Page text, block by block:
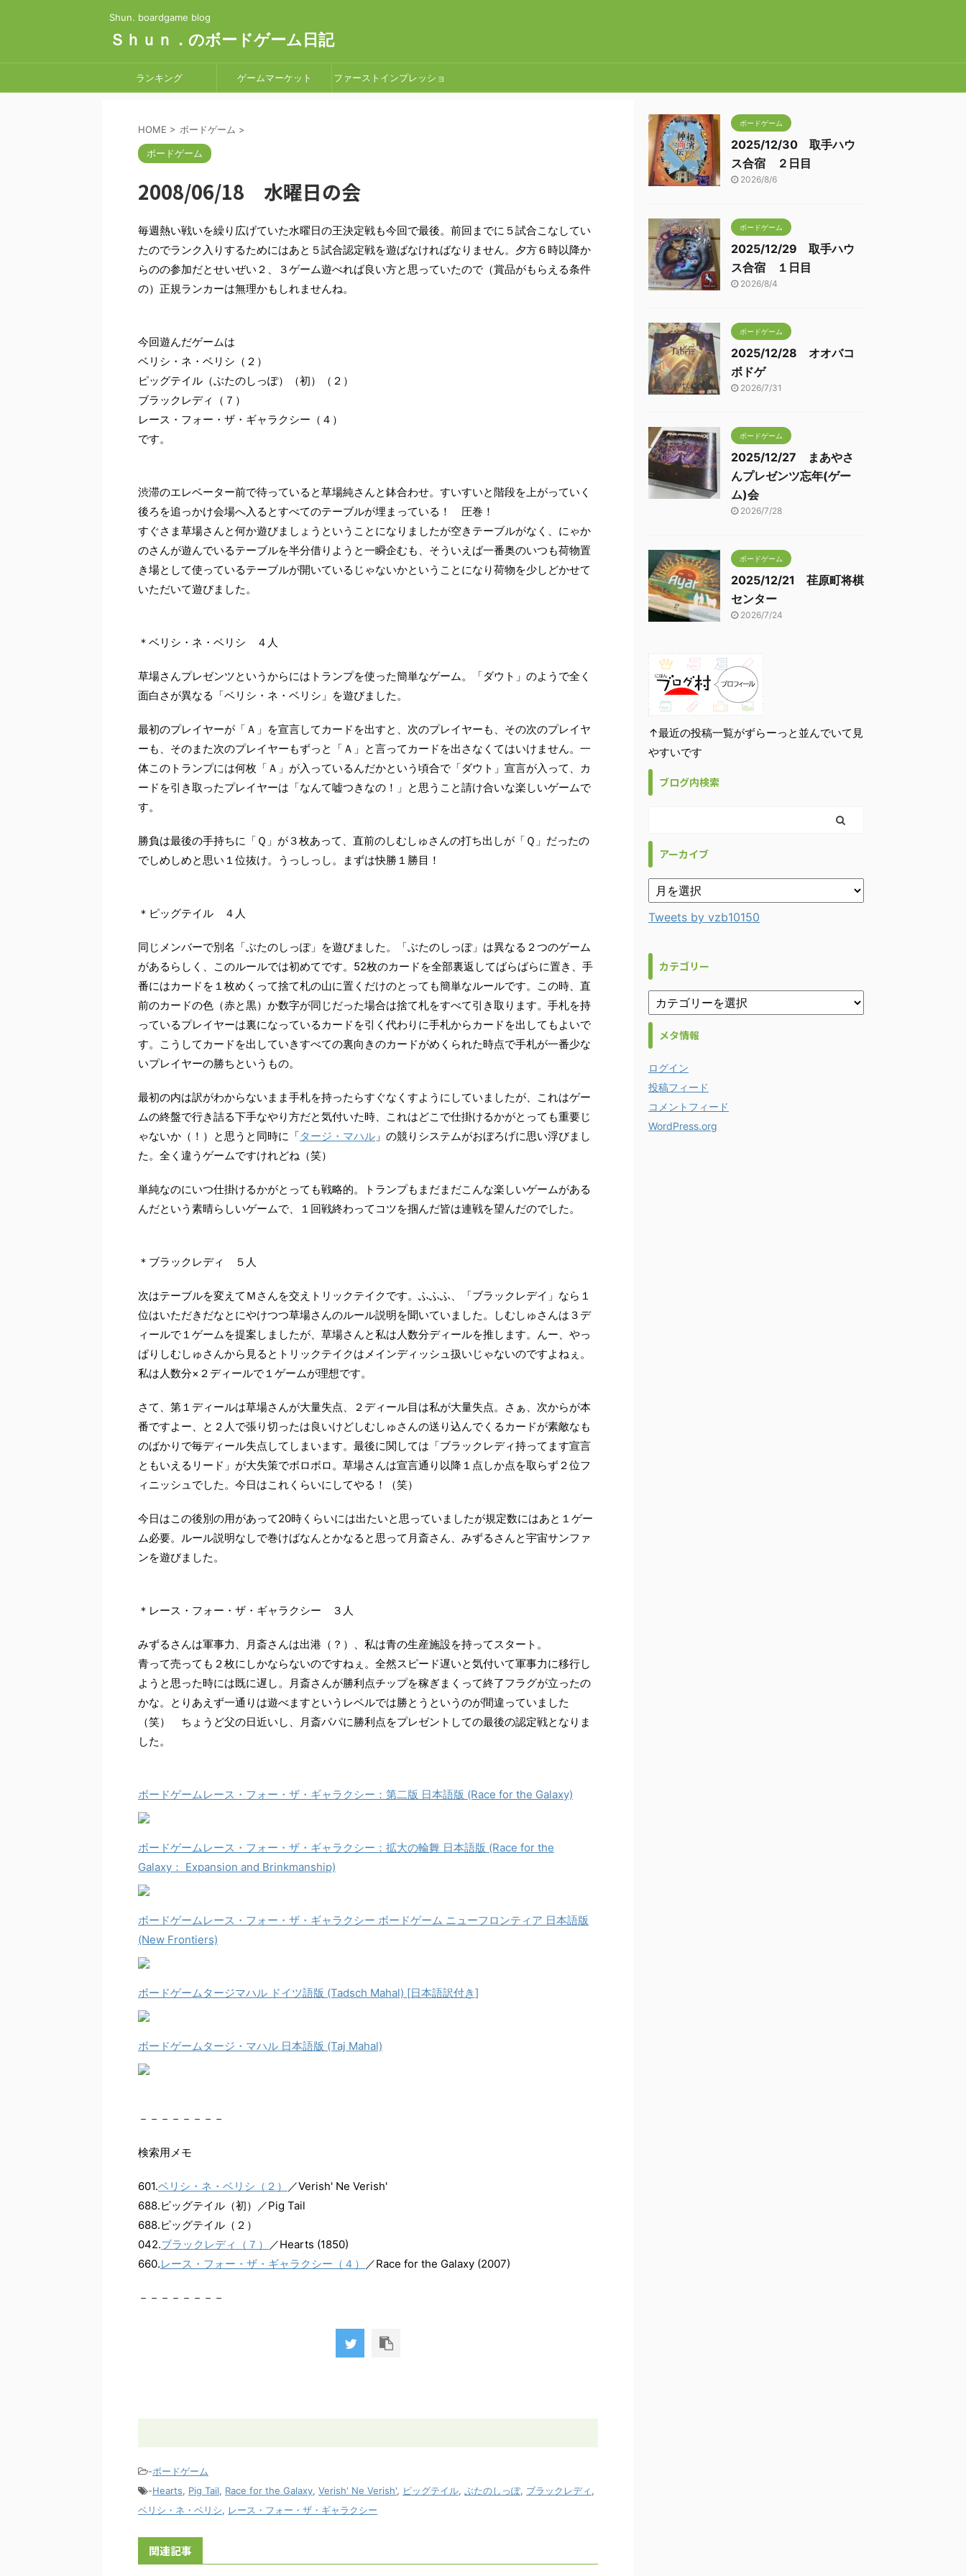
Shun. boardgame blog
Ｓｈｕｎ．のボードゲーム日記
ランキング ゲームマーケット ファーストインプレッショ
HOME > ボードゲーム >
ボードゲーム
2008/06/18 水曜日の会
毎週熱い戦いを繰り広げていた水曜日の王決定戦も今回で最後。前回までに５試合こなしてい
たのでランク入りするためにはあと５試合認定戦を遊ばなければなりません。夕方６時以降か
らのの参加だとせいぜい２、３ゲーム遊べれば良い方と思っていたので（賞品がもらえる条件
の）正規ランカーは無理かもしれませんね。
今回遊んだゲームは
ベリシ・ネ・ベリシ（２）
ピッグテイル（ぶたのしっぽ）（初）（２）
ブラックレディ（７）
レース・フォー・ザ・ギャラクシー（４）
です。
渋滞のエレベーター前で待っていると草場純さんと鉢合わせ。すいすいと階段を上がっていく
後ろを追っかけ会場へ入るとすべてのテーブルが埋まっている！ 圧巻！
すぐさま草場さんと何か遊びましょうということになりましたが空きテーブルがなく、にゃか
のさんが遊んでいるテーブルを半分借りようと一瞬企むも、そういえば一番奥のいつも荷物置
き場として使っているテーブルが開いているじゃないかということになり荷物を少しどかせて
いただいて遊びました。
＊ベリシ・ネ・ベリシ ４人
草場さんプレゼンツというからにはトランプを使った簡単なゲーム。「ダウト」のようで全く
面白さが異なる「ベリシ・ネ・ベリシ」を遊びました。
最初のプレイヤーが「Ａ」を宣言してカードを出すと、次のプレイヤーも、その次のプレイヤ
ーも、そのまた次のプレイヤーもずっと「Ａ」と言ってカードを出さなくてはいけません。一
体このトランプには何枚「Ａ」が入っているんだかという頃合で「ダウト」宣言が入って、カ
ードを引き取ったプレイヤーは「なんて嘘つきなの！」と思うこと請け合いな楽しいゲームで
す。
勝負は最後の手持ちに「Ｑ」が３枚あって、直前のしむしゅさんの打ち出しが「Ｑ」だったの
でしめしめと思い１位抜け。うっしっし。まずは快勝１勝目！
＊ピッグテイル ４人
同じメンバーで別名「ぶたのしっぽ」を遊びました。「ぶたのしっぽ」は異なる２つのゲーム
があるらしく、このルールでは初めてです。52枚のカードを全部裏返してばらばらに置き、手
番にはカードを１枚めくって捨て札の山に置くだけのとっても簡単なルールです。この時、直
前のカードの色（赤と黒）か数字が同じだった場合は捨て札をすべて引き取ります。手札を持
っているプレイヤーは裏になっているカードを引く代わりに手札からカードを出してもよいで
す。こうしてカードを出していきすべての裏向きのカードがめくられた時点で手札が一番少な
いプレイヤーの勝ちというもの。
最初の内は訳がわからないまま手札を持ったらすぐなくすようにしていましたが、これはゲー
ムの終盤で行き詰る下手なやり方だと気付いた時、これはどこで仕掛けるかがとっても重要じ
ゃないか（！）と思うと同時に「タージ・マハル 」の競りシステムがおぼろげに思い浮びまし
た。全く違うゲームですけれどね（笑）
単純なのにいつ仕掛けるかがとっても戦略的。トランプもまだまだこんな楽しいゲームがある
んだという素晴らしいゲームで、１回戦終わってコツを掴んだ皆は連戦を望んだのでした。
＊ブラックレディ ５人
次はテーブルを変えてＭさんを交えトリックテイクです。ふふふ、「ブラックレデイ」なら１
位はいただきだなとにやけつつ草場さんのルール説明を聞いていました。しむしゅさんは３デ
ィールで１ゲームを提案しましたが、草場さんと私は人数分ディールを推します。んー、やっ
ぱりしむしゅさんから見るとトリックテイクはメインディッシュ扱いじゃないのですよねぇ。
私は人数分×２ディールで１ゲームが理想です。
さて、第１ディールは草場さんが大量失点、２ディール目は私が大量失点。さぁ、次からが本
番ですよー、と２人で張り切ったは良いけどしむしゅさんの送り込んでくるカードが素敵なも
のばかりで毎ディール失点してしまいます。最後に関しては「ブラックレディ持ってます宣言
ともいえるリード」が大失策でボロボロ。草場さんは宣言通り以降１点しか点を取らず２位フ
ィニッシュでした。今日はこれくらいにしてやる！（笑）
今日はこの後別の用があって20時くらいには出たいと思っていましたが規定数にはあと１ゲー
ム必要。ルール説明なしで巻けばなんとかなると思って月斎さん、みずるさんと宇宙サンファ
ンを遊びました。
＊レース・フォー・ザ・ギャラクシー ３人
みずるさんは軍事力、月斎さんは出港（？）、私は青の生産施設を持ってスタート。
青って売っても２枚にしかならないのですねぇ。全然スピード遅いと気付いて軍事力に移行し
ようと思った時には既に遅し。月斎さんが勝利点チップを稼ぎまくって終了フラグが立ったの
かな。とりあえず一通りは遊べますというレベルでは勝とうというのが間違っていました
（笑） ちょうど父の日近いし、月斎パパに勝利点をプレゼントしての最後の認定戦となりま
した。
ボードゲームレース・フォー・ザ・ギャラクシー：第二版 日本語版 (Race for the Galaxy)
ボードゲームレース・フォー・ザ・ギャラクシー：拡大の輪舞 日本語版 (Race for the
Galaxy： Expansion and Brinkmanship)
ボードゲームレース・フォー・ザ・ギャラクシー ボードゲーム ニューフロンティア 日本語版
(New Frontiers)
ボードゲームタージマハル ドイツ語版 (Tadsch Mahal) [日本語訳付き]
ボードゲームタージ・マハル 日本語版 (Taj Mahal)
－－－－－－－－
検索用メモ
601.ベリシ・ネ・ベリシ（２） ／Verish' Ne Verish'
688.ピッグテイル（初）／Pig Tail
688.ピッグテイル（２）
042.ブラックレディ（７） ／Hearts (1850)
660.レース・フォー・ザ・ギャラクシー（４） ／Race for the Galaxy (2007)
－－－－－－－－
-ボードゲーム
-Hearts, Pig Tail, Race for the Galaxy, Verish' Ne Verish', ピッグテイル, ぶたのしっぽ, ブラックレディ,
ベリシ・ネ・ベリシ, レース・フォー・ザ・ギャラクシー
関連記事
ボードゲーム
2025/12/30 取手ハウ
ス合宿 ２日目
2026/8/6
ボードゲーム
2025/12/29 取手ハウ
ス合宿 １日目
2026/8/4
ボードゲーム
2025/12/28 オオバコ
ボドゲ
2026/7/31
ボードゲーム
2025/12/27 まあやさ
んプレゼンツ忘年(ゲー
ム)会
2026/7/28
ボードゲーム
2025/12/21 荏原町将棋
センター
2026/7/24
↑最近の投稿一覧がずらーっと並んでいて見
やすいです
ブログ内検索
アーカイブ
Tweets by vzb10150
カテゴリー
メタ情報
ログイン
投稿フィード
コメントフィード
WordPress.org